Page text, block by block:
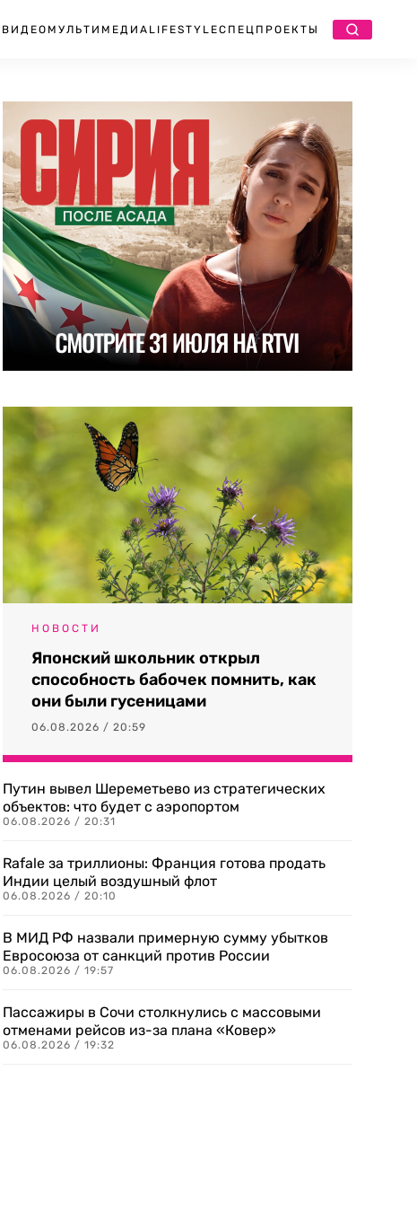
ВИДЕО МУЛЬТИМЕДИА LIFESTYLEСПЕЦПРОЕКТЫ
НОВОСТИ
Японский школьник открыл
способность бабочек помнить, как
они были гусеницами
06.08.2026 / 20:59
Путин вывел Шереметьево из стратегических
объектов: что будет с аэропортом
06.08.2026 / 20:31
Rafale за триллионы: Франция готова продать
Индии целый воздушный флот
06.08.2026 / 20:10
В МИД РФ назвали примерную сумму убытков
Евросоюза от санкций против России
06.08.2026 / 19:57
Пассажиры в Сочи столкнулись с массовыми
отменами рейсов из-за плана «Ковер»
06.08.2026 / 19:32